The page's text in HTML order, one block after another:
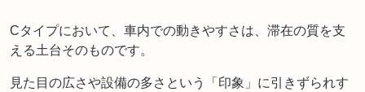
Cタイプにおいて、車内での動きやすさは、滞在の質を支
える土台そのものです。
見た目の広さや設備の多さという「印象」に引きずられす